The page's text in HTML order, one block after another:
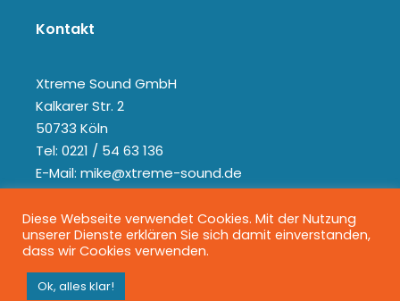
Kontakt
Xtreme Sound GmbH
Kalkarer Str. 2
50733 Köln
Tel: 0221 / 54 63 136
E-Mail: mike@xtreme-sound.de
Diese Webseite verwendet Cookies. Mit der Nutzung
unserer Dienste erklären Sie sich damit einverstanden,
dass wir Cookies verwenden.
Ok, alles klar!